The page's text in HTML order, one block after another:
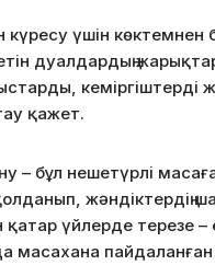
үшін көктемнен
дуалдардың
кеміргіштерді
қажет.
– бұл нешетүрлі
жәндіктердің
үйлерде терезе –
масахана